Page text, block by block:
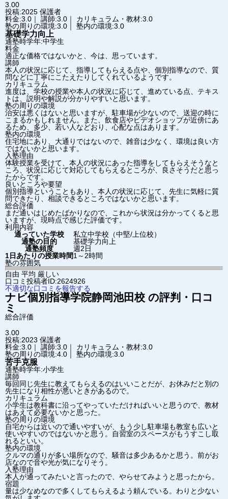
3.00
投稿:2025 保護者
料金:3.0｜ 講師:3.0｜ カリキュラム・教材:3.0
塾の周りの環境:3.0｜ 塾内の環境:3.0
基礎学力向上
通塾時学年:中学生
料金
適正な価格ではないかと、今は、思っています。
講師
本人の状況に応じて、指導してもらえる点や、個別指導なので、質
問などに丁寧にこたえたりしてくれているようです。
カリキュラム
進度は、学校の授業や本人の状況に応じて、進めている点、テキス
トは、説明や解説が分かりやすいと思います。
塾の周りの環境
治安は悪くはないと思いますが、駐車場が少ないので、送迎の時に
こまるかもしれません。また、飲食店やビデオショップが近傍にあ
るため、多少、若い人などおり、心配な点はあります。
塾内の環境
住宅地にあり、大通りではないので、雑音は少なく、環境は良い方
ではないかと思います。
入塾理由
体験授業を受けて、本人の状況にあった指導をしてもらえそうなと
ころ、状況に応じて対応してもらえるところが、良さそうだと思っ
たからです。
良いところや要望
個別指導ということもあり、本人の状況に応じて、先生に気軽に質
問できたり、相談できるところではないかと思います。
総合評価
まだ通いはじめたばかりなので、これから状況は分かってくると思
いますが、現時点で感じた評価です。
利用内容
通っていた学校
私立中学校（中堅/上位校）
通塾の目的
基礎学力向上
通塾頻度
週2日
1日あたりの授業時間1～2時間
塾の雰囲気
自由 平均 厳しい
口コミ投稿者ID:2624926
不適切な口コミを報告する
ナビ個別指導学院静岡池田校 の評判・口コ
ミ
総合評価
3.00
投稿:2023 保護者
料金:3.0｜ 講師:3.0｜ カリキュラム・教材:3.0
塾の周りの環境:4.0｜ 塾内の環境:3.0
苦手克服
通塾時学年:小学生
講師
毎回同じ先生に教えてもらえるのはいいことだが、お休みだと別の
先生になり相性が悪いときがあるので。
カリキュラム
小学生は教科書に沿ってやっていただければいいと思うので、教材
はあえて必要ないかと思った。
塾の周りの環境
自宅からは近いので通いやすいが、もう少し駐車場も教室も広いと
使いやすいのではないかと思う。自習室のスペースがもうすこし取
れるといい。
塾内の環境
クルマの通りが多い場所なので、騒音は多少あるかと思う。前がお
店なので音や光が気になりそう。
入塾理由
本人が通ってみたいと言ったので、やらせてみようと思ったから。
宿題
量は少なめなので多くしてもらえるよう頼んでいる。わりと少ない